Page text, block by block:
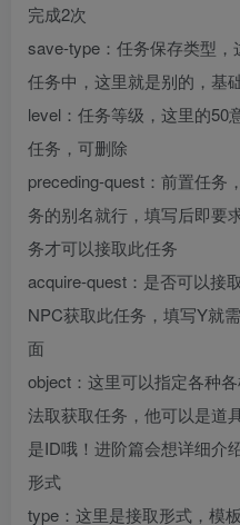
完成2次
save-type：任务保存类型
任务中，这里就是别的，基
level：任务等级，这里的50
任务，可删除
preceding-quest：前置任务
务的别名就行，填写后即要
务才可以接取此任务
acquire-quest：是否可以接
NPC获取此任务，填写Y就
面
object：这里可以指定各种
法取获取任务，他可以是道
是ID哦！进阶篇会想详细介
形式
type：这里是接取形式，模